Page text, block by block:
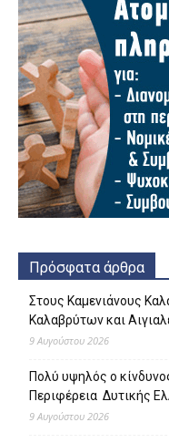
Πρόσφατα άρθρα
Στους Καμενιάνους
Καλαβρύτων και
9 Αυγούστου 2026
Πολύ υψηλός ο
Περιφέρεια Δυτικής
9 Αυγούστου 2026